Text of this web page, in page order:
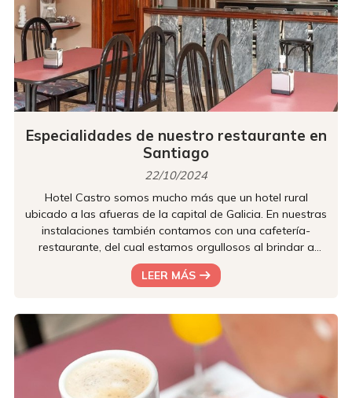
Especialidades de nuestro restaurante en
Santiago
22/10/2024
Hotel Castro somos mucho más que un hotel rural
ubicado a las afueras de la capital de Galicia. En nuestras
instalaciones también contamos con una cafetería-
restaurante, del cual estamos orgullosos al brindar a
todos nuestros huéspedes una experiencia gastronómica
excepcional. ¿Quieres saber cuáles son nuestras
nuestra amplia carta En nuestro restaurante encontrarás
lo mejor de la cocina tradicional gallega. En nuestra carta
solo verás platos...
LEER MÁS